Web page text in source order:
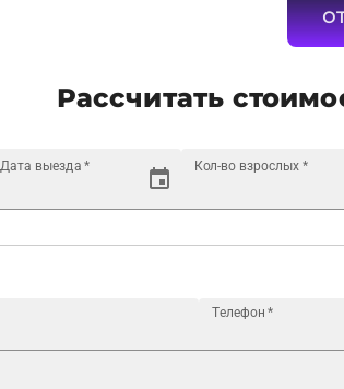
Рассчитать
Дата выезда * Кол-во взрослых *
Телефон *